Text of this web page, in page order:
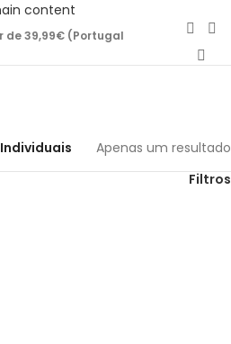
content
de 39,99€ (Portugal
Individuais
Apenas um resultado
Filtros